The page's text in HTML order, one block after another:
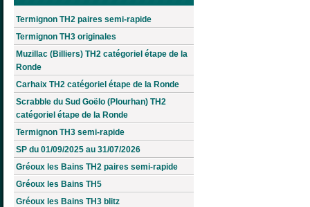
Termignon TH2 paires semi-rapide
Termignon TH3 originales
Muzillac (Billiers) TH2 catégoriel étape de la
Ronde
Carhaix TH2 catégoriel étape de la Ronde
Scrabble du Sud Goëlo (Plourhan) TH2
catégoriel étape de la Ronde
Termignon TH3 semi-rapide
SP du 01/09/2025 au 31/07/2026
Gréoux les Bains TH2 paires semi-rapide
Gréoux les Bains TH5
Gréoux les Bains TH3 blitz